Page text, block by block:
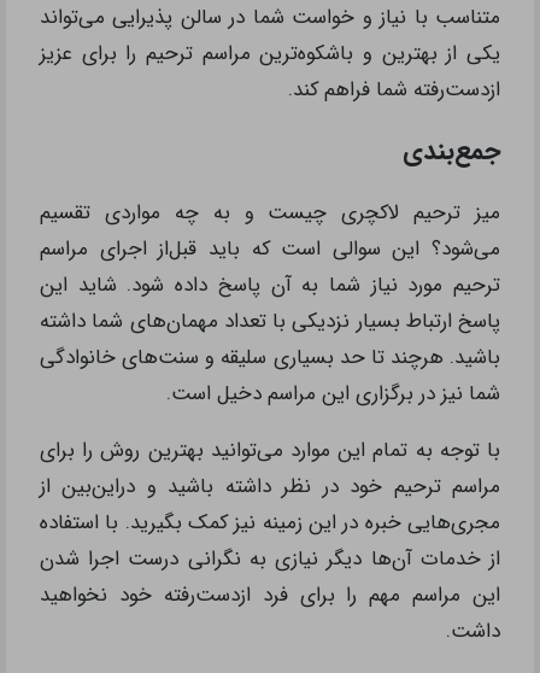
متناسب با نیاز و خواست شما در سالن پذیرایی می‌تواند
یکی از بهترین و باشکوه‌ترین مراسم ترحیم را برای عزیز
ازدست‌رفته شما فراهم کند.
جمع‌بندی
میز ترحیم لاکچری چیست و به چه مواردی تقسیم
می‌شود؟ این سوالی است که باید قبل‌از اجرای مراسم
ترحیم مورد نیاز شما به آن پاسخ داده شود. شاید این
پاسخ ارتباط بسیار نزدیکی با تعداد مهمان‌های شما داشته
باشید. هرچند تا حد بسیاری سلیقه و سنت‌های خانوادگی
شما نیز در برگزاری این مراسم دخیل است.
با توجه به تمام این موارد می‌توانید بهترین روش را برای
مراسم ترحیم خود در نظر داشته باشید و دراین‌بین از
مجری‌هایی خبره در این زمینه نیز کمک بگیرید. با استفاده
از خدمات آن‌ها دیگر نیازی به نگرانی درست اجرا شدن
این مراسم مهم را برای فرد ازدست‌رفته خود نخواهید
داشت.